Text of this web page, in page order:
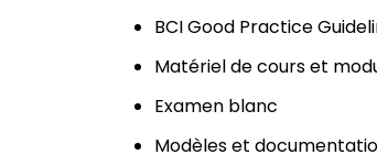
BCI Good Practice
Matériel de cours et
Examen blanc
Modèles et